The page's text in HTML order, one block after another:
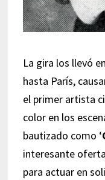
La gira los llevó
hasta París,
el primer artista
color en los
bautizado como ‘
interesante oferta
para actuar en